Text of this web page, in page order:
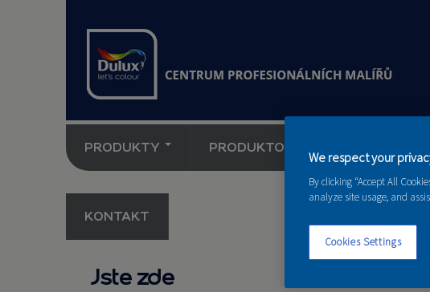
PRODUKTY PRODUKTOVÉ NOVINKY
KONTAKT
Jste zde
We respect your
By clicking “Accept All
analyze site usage, and
Cookies Settings